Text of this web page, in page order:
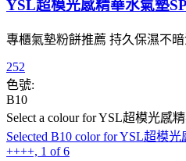
YSL超模光感精華水氣墊
專櫃氣墊粉餅推薦 持久保濕不
252
色號:
B10
Select a colourfor YSL超模光感
Selected B10 color for YSL超模光
++++, 1 of 6